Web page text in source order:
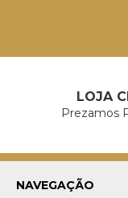
LOJA
Prezamos
NAVEGAÇÃO